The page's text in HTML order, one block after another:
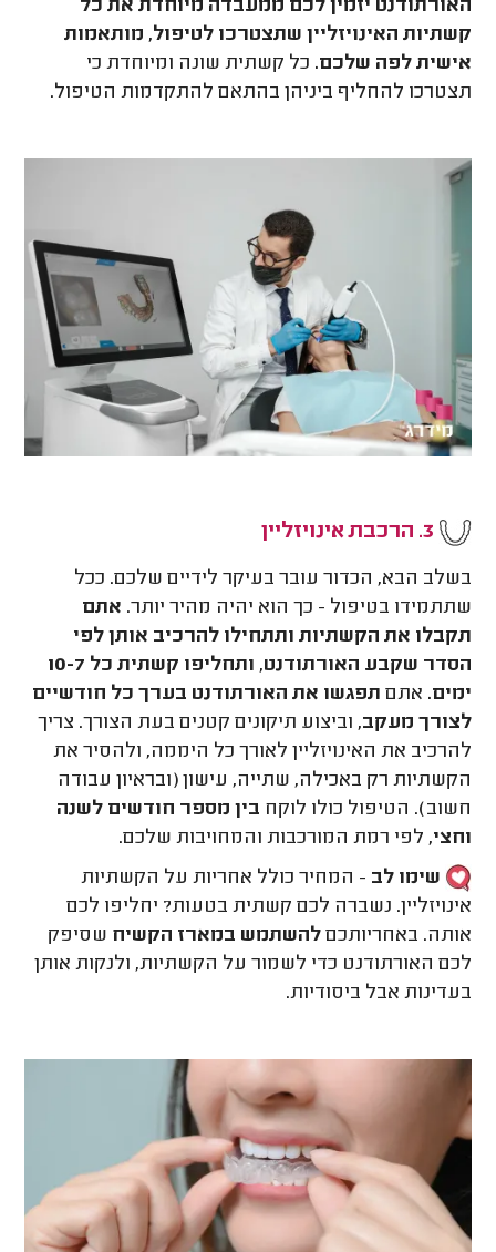
האורתודנט יזמין לכם ממעבדה מיוחדת את כל
קשתיות האינויזליין שתצטרכו לטיפול, מותאמות
אישית לפה שלכם. כל קשתית שונה ומיוחדת כי
תצטרכו להחליף ביניהן בהתאם להתקדמות הטיפול.
בשלב הבא, הכדור עובר בעיקר לידיים שלכם. ככל
שתתמידו בטיפול - כך הוא יהיה מהיר יותר. אתם
תקבלו את הקשתיות ותתחילו להרכיב אותן לפי
הסדר שקבע האורתודנט, ותחליפו קשתית כל 10-7
ימים. אתם תפגשו את האורתודנט בערך כל חודשיים
לצורך מעקב, וביצוע תיקונים קטנים בעת הצורך. צריך
להרכיב את האינויזליין לאורך כל היממה, ולהסיר את
הקשתיות רק באכילה, שתייה, עישון (ובראיון עבודה
חשוב). הטיפול כולו לוקח בין מספר חודשים לשנה
וחצי, לפי רמת המורכבות והמחויבות שלכם.
שימו לב - המחיר כולל אחריות על הקשתיות
אינויזליין. נשברה לכם קשתית בטעות? יחליפו לכם
אותה. באחריותכםלהשתמש במארז הקשיח שסיפק
לכם האורתודנט כדי לשמור על הקשתיות, ולנקות אותן
בעדינות אבל ביסודיות.